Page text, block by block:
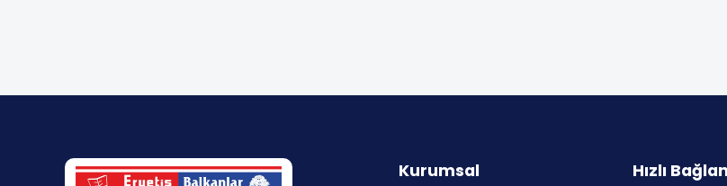
Kurumsal Hızlı